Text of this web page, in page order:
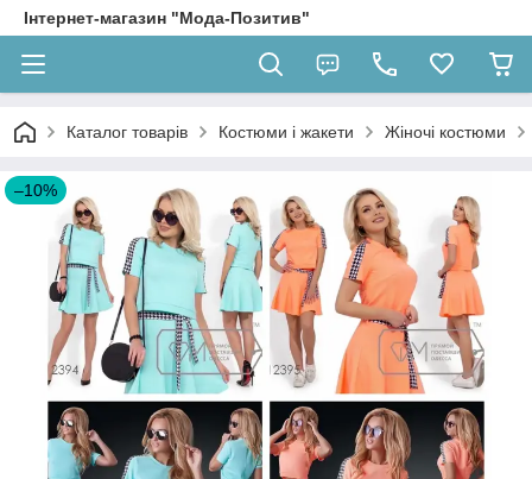
Інтернет-магазин "Мода-Позитив"
Каталог товарів Костюми і жакети Жіночі костюми
–10%